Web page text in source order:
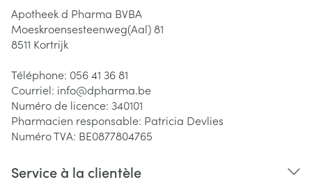
Apotheek d Pharma BVBA
Moeskroensesteenweg(Aal) 81
8511 Kortrijk
Téléphone: 056 41 36 81
Courriel: info@dpharma.be
Numéro de licence: 340101
Pharmacien responsable: Patricia Devlies
Numéro TVA: BE0877804765
Service à la clientèle